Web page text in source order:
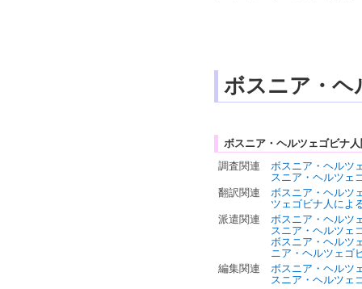
ボスニア・ヘ
ボスニア・ヘルツェゴビナ
調査関連
ボスニア・ヘルツ
スニア・ヘルツェ
翻訳関連
ボスニア・ヘルツ
ツェゴビナ人によ
派遣関連
ボスニア・ヘルツ
スニア・ヘルツェ
ボスニア・ヘルツ
ニア・ヘルツェゴ
編集関連
ボスニア・ヘルツ
スニア・ヘルツェ